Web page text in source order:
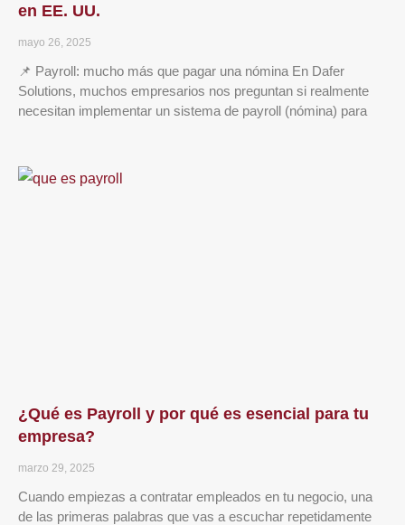
en EE. UU.
mayo 26, 2025
📌 Payroll: mucho más que pagar una nómina En Dafer
Solutions, muchos empresarios nos preguntan si realmente
necesitan implementar un sistema de payroll (nómina) para
¿Qué es Payroll y por qué es esencial para tu
empresa?
marzo 29, 2025
Cuando empiezas a contratar empleados en tu negocio, una
de las primeras palabras que vas a escuchar repetidamente